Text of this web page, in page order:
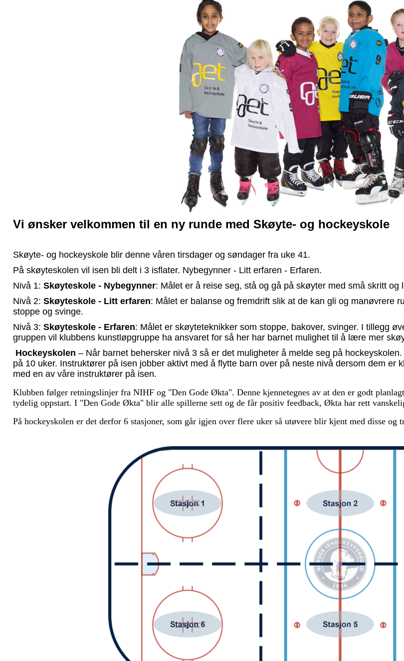
Vi ønsker velkommen til en ny runde med Skøyte- og hockeyskole
Skøyte- og hockeyskole blir denne våren tirsdager og søndager fra uke 41.
På skøyteskolen vil isen bli delt i 3 isflater. Nybegynner - Litt erfaren - Erfaren.
Nivå 1: Skøyteskole - Nybegynner: Målet er å reise seg, stå og gå på skøyter med små skritt og
Nivå 2: Skøyteskole - Litt erfaren: Målet er balanse og fremdrift slik at de kan gli og manøvrere
stoppe og svinge.
Nivå 3: Skøyteskole - Erfaren: Målet er skøyteteknikker som stoppe, bakover, svinger. I tillegg
gruppen vil klubbens kunstløpgruppe ha ansvaret for så her har barnet mulighet til å lære mer
Hockeyskolen – Når barnet behersker nivå 3 så er det muligheter å melde seg på
på 10 uker. Instruktører på isen jobber aktivt med å flytte barn over på neste nivå dersom dem
med en av våre instruktører på isen.
Klubben følger retningslinjer fra NIHF og "Den Gode Økta". Denne kjennetegnes av at den er godt
tydelig oppstart. I "Den Gode Økta" blir alle spillerne sett og de får positiv feedback, Økta har rett
På hockeyskolen er det derfor 6 stasjoner, som går igjen over flere uker så utøvere blir kjent med disse